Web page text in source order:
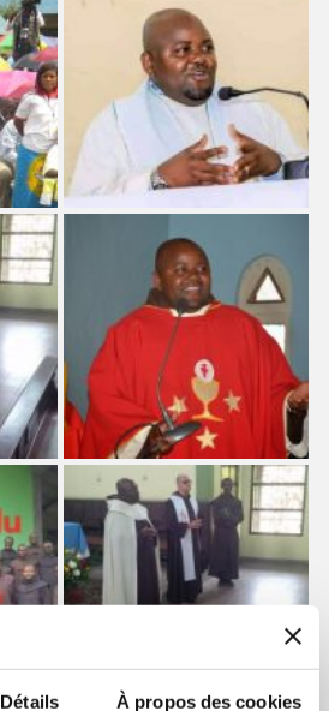
Détails À propos des cookies